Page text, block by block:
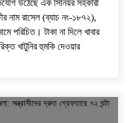
উঠেছে এক সিনিয়র সহকারী
নাম রাসেল (ব্যাচ নং-১৮৭২),
পরিচিত। টাকা না দিলে খাবার
খাটুনির হুমকি দেওয়ার